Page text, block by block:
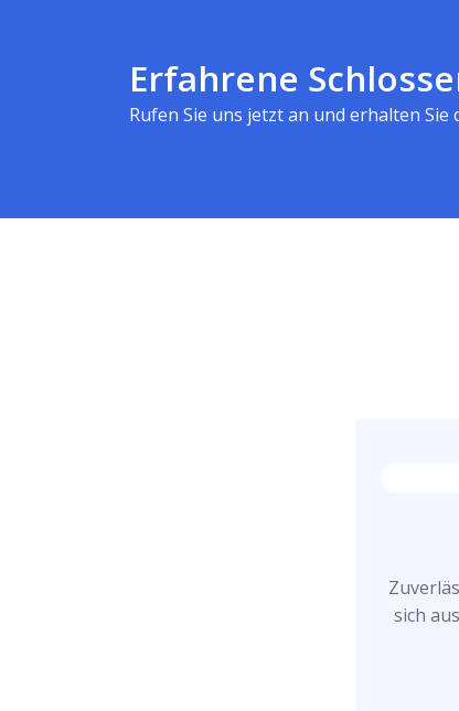
Erfahrene
Rufen Sie uns jetzt an und erhalten
sich